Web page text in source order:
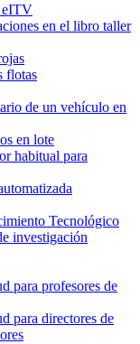
eITV
en el libro taller
flotas
de un vehículo en
en lote
habitual para
Tecnológico
investigación
para profesores de
para directores de